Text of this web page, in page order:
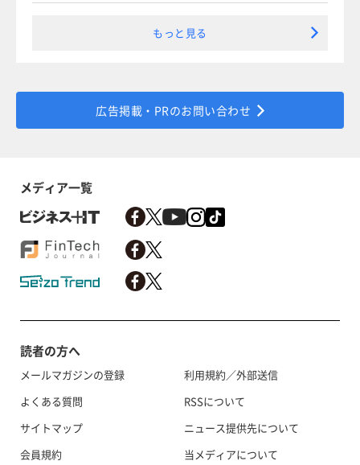
もっと見る
広告掲載・PRのお問い合わせ
メディア一覧
読者の方へ
メールマガジンの登録
よくある質問
サイトマップ
会員規約
利用規約／外部送信
RSSについて
ニュース提供先について
当メディアについて